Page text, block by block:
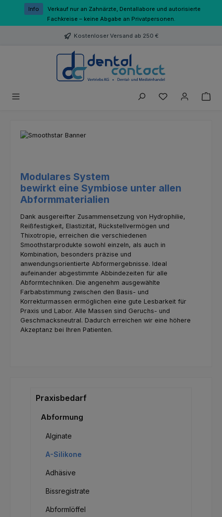
Zum Hauptinhalt springen
Info
Verkauf nur an Zahnärzte, Dentallabore und autorisierte
Fachkreise – keine Abgabe an Privatpersonen.
Kostenloser Versand ab 250 €
Du hast 0
Modulares System
bewirkt eine Symbiose unter allen
Abformmaterialien
Dank ausgereifter Zusammensetzung von Hydrophilie,
Reißfestigkeit, Elastizität, Rückstellvermögen und
Thixotropie, erreichen die verschiedenen
Smoothstarprodukte sowohl einzeln, als auch in
Kombination, besonders präzise und
anwendungsorientierte Abformergebnisse. Ideal
aufeinander abgestimmte Abbindezeiten für alle
Abformtechniken. Die angenehm ausgewählte
Farbabstimmung zwischen den Basis- und
Korrekturmassen ermöglichen eine gute Lesbarkeit für
Praxis und Labor. Alle Massen sind Geruchs- und
Geschmacksneutral. Dadurch erreichen wir eine höhere
Akzeptanz bei Ihren Patienten.
Praxisbedarf
Abformung
Alginate
A-Silikone
Adhäsive
Bissregistrate
Abformlöffel